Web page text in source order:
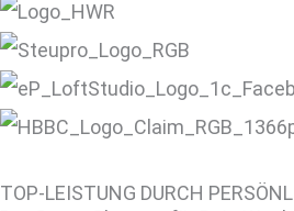
TOP-LEISTUNG DURCH